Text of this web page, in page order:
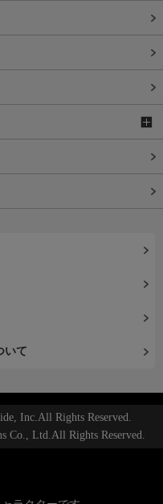
いて
Inc.All Rights Reserved.
Co., Ltd.All Rights Reserved.